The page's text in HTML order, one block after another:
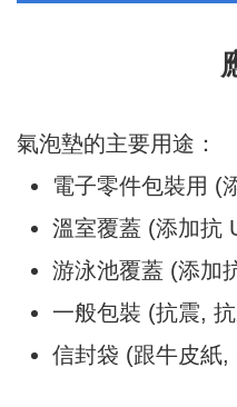
氣泡墊的主要用途：
電子零件包裝用 (
溫室覆蓋 (添加抗
游泳池覆蓋 (添加
一般包裝 (抗震,
信封袋 (跟牛皮紙,